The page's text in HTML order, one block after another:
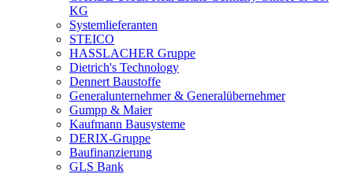
KG
Systemlieferanten
STEICO
HASSLACHER Gruppe
Dietrich's Technology
Dennert Baustoffe
Generalunternehmer & Generalübernehmer
Gumpp & Maier
Kaufmann Bausysteme
DERIX-Gruppe
Baufinanzierung
GLS Bank